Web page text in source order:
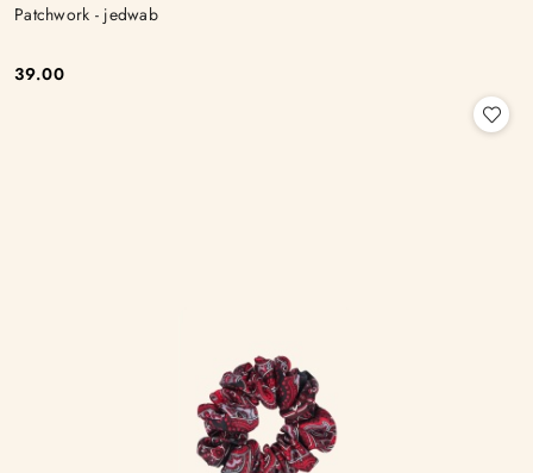
Patchwork - jedwab
Cena:
39.00